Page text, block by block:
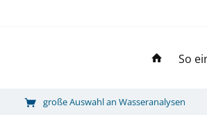
So
große Auswahl an Wasseranalysen